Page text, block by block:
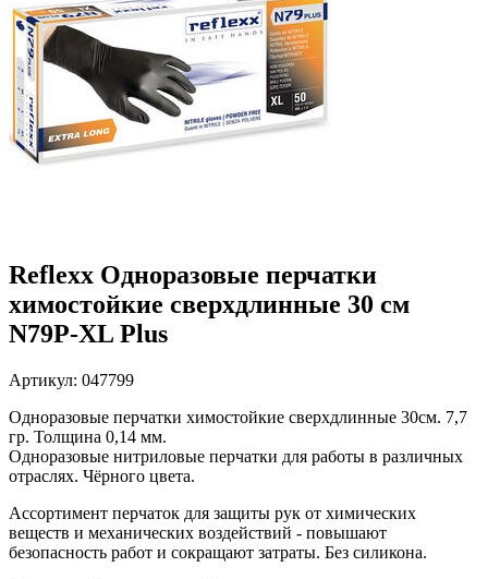
Reflexx Одноразовые перчатки
химостойкие сверхдлинные 30 см
N79P-XL Plus
Артикул: 047799
Одноразовые перчатки химостойкие сверхдлинные 30см. 7,7
гр. Толщина 0,14 мм.
Одноразовые нитриловые перчатки для работы в различных
отраслях. Чёрного цвета.
Ассортимент перчаток для защиты рук от химических
веществ и механических воздействий - повышают
безопасность работ и сокращают затраты. Без силикона.